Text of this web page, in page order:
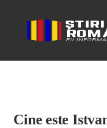
Stiri Romania
Cine este